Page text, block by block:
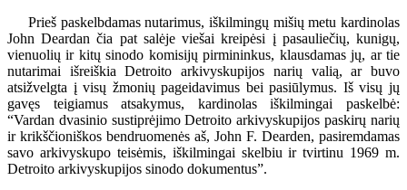
Prieš paskelbdamas nutarimus, iškilmingų mišių metu kardinolas
John Deardan čia pat salėje viešai kreipėsi į pasauliečių, kunigų,
vienuolių ir kitų sinodo komisijų pirmininkus, klausdamas jų, ar tie
nutarimai išreiškia Detroito arkivyskupijos narių valią, ar buvo
atsižvelgta į visų žmonių pageidavimus bei pasiūlymus. Iš visų jų
gavęs teigiamus atsakymus, kardinolas iškilmingai paskelbė:
“Vardan dvasinio sustiprėjimo Detroito arkivyskupijos paskirų narių
ir krikščioniškos bendruomenės aš, John F. Dearden, pasiremdamas
savo arkivyskupo teisėmis, iškilmingai skelbiu ir tvirtinu 1969 m.
Detroito arkivyskupijos sinodo dokumentus”.